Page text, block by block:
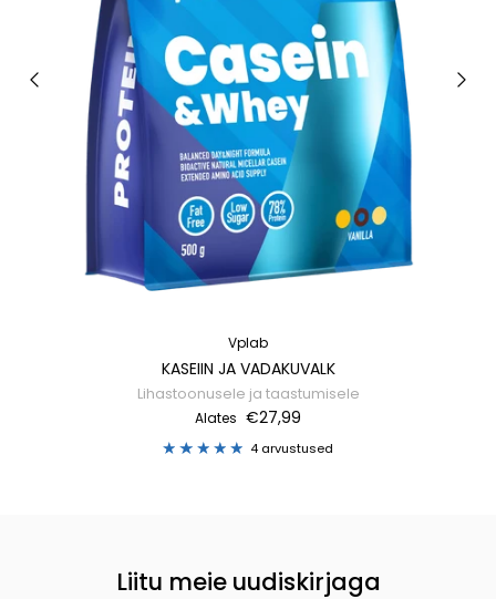
Vplab
KASEIIN JA VADAKUVALK
Lihastoonusele ja taastumisele
Alates €27,99
4 arvustused
Liitu meie uudiskirjaga